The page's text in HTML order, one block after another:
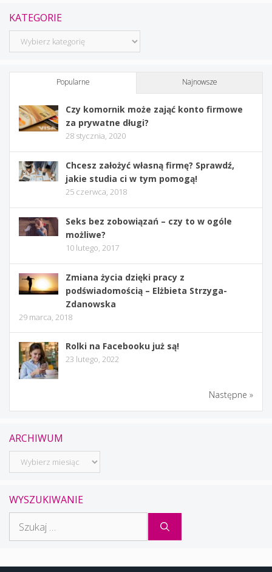
KATEGORIE
Kategorie
Popularne Najnowsze
Czy komornik może zająć konto firmowe
za prywatne długi?
28 stycznia, 2020
Chcesz założyć własną firmę? Sprawdź,
jakie studia ci w tym pomogą!
25 czerwca, 2018
Seks bez zobowiązań – czy to w ogóle
możliwe?
10 lutego, 2017
Zmiana życia dzięki pracy z
podświadomością – Elżbieta Strzyga-
Zdanowska
29 marca, 2018
Rolki na Facebooku już są!
23 lutego, 2022
Następne »
ARCHIWUM
Archiwum
WYSZUKIWANIE